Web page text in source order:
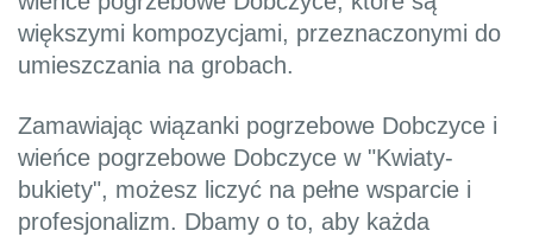
większymi kompozycjami, przeznaczonymi do
umieszczania na grobach.
Zamawiając wiązanki pogrzebowe Dobczyce i
wieńce pogrzebowe Dobczyce w "Kwiaty-
bukiety", możesz liczyć na pełne wsparcie i
profesjonalizm. Dbamy o to, aby każda